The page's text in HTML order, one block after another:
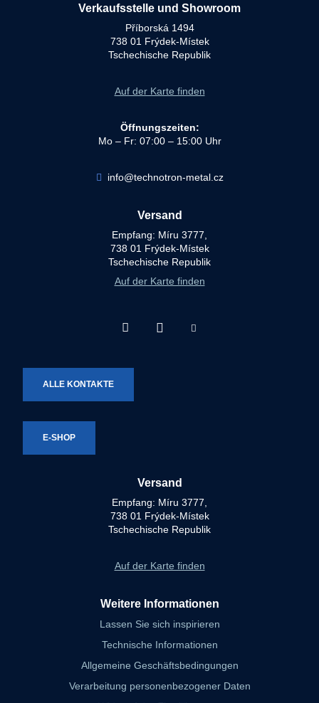
Verkaufsstelle und Showroom
Příborská 1494
738 01 Frýdek-Místek
Tschechische Republik
Auf der Karte finden
Öffnungszeiten:
Mo – Fr: 07:00 – 15:00 Uhr
info@technotron-metal.cz
Versand
Empfang: Míru 3777,
738 01 Frýdek-Místek
Tschechische Republik
Auf der Karte finden
ALLE KONTAKTE
E-SHOP
Versand
Empfang: Míru 3777,
738 01 Frýdek-Místek
Tschechische Republik
Auf der Karte finden
Weitere Informationen
Lassen Sie sich inspirieren
Technische Informationen
Allgemeine Geschäftsbedingungen
Verarbeitung personenbezogener Daten